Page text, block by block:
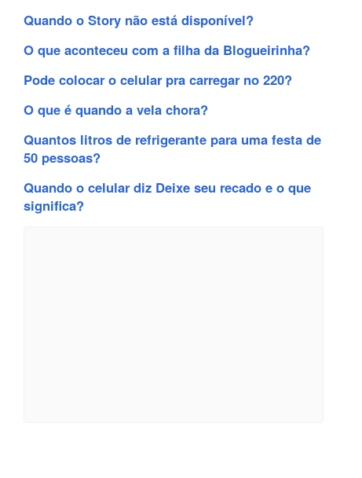
Quando o Story não está disponível?
O que aconteceu com a filha da Blogueirinha?
Pode colocar o celular pra carregar no 220?
O que é quando a vela chora?
Quantos litros de refrigerante para uma festa de
50 pessoas?
Quando o celular diz Deixe seu recado e o que
significa?